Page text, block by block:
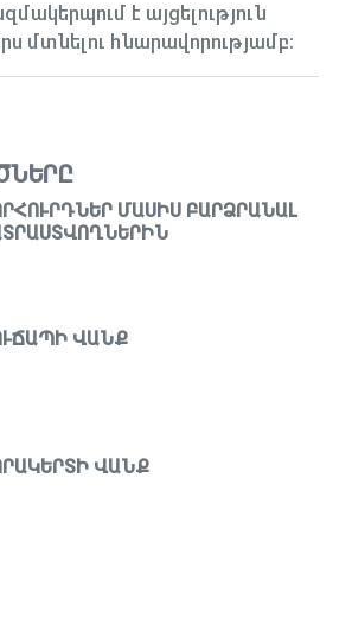
է այցելություն
մտնելու հնարավորությամբ։
ՄԱՍԻՍ ԲԱՐՁՐԱՆԱԼ
ՎԱՆՔ
ՎԱՆՔ